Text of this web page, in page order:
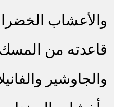
والأعشاب
قاعدته من المسك
والجاوشير